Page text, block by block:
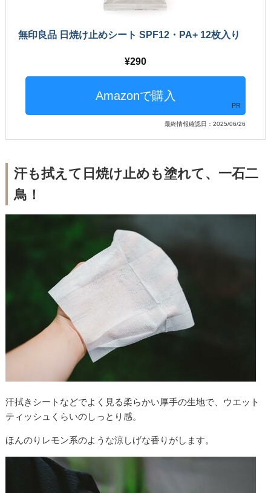
無印良品 日焼け止めシート SPF12・PA+ 12枚入り
290
PR
最終情報確認日：2025/06/26
汗も拭えて日焼け止めも塗れて、一石二
鳥！
汗拭きシートなどでよく見る柔らかい厚手の生地で、ウエット
ティッシュくらいのしっとり感。
ほんのりレモン系のような涼しげな香りがします。